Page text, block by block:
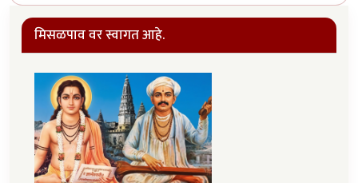
मिसळपाव वर स्वागत आहे.